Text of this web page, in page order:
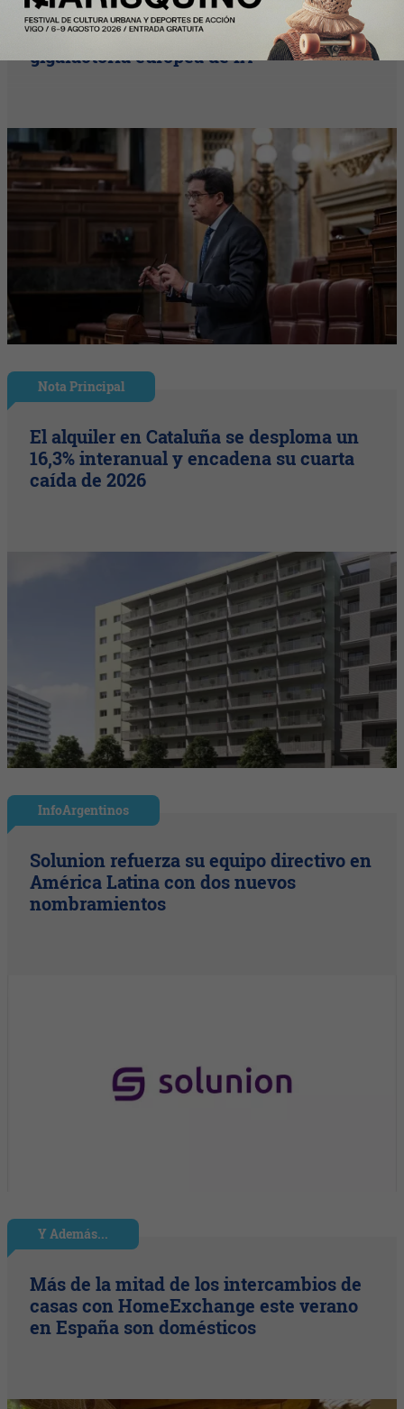
España formalizará en septiembre su
candidatura para acoger una
gigafactoría europea de IA
Nota Principal
El alquiler en Cataluña se desploma un
16,3% interanual y encadena su cuarta
caída de 2026
InfoArgentinos
Solunion refuerza su equipo directivo en
América Latina con dos nuevos
nombramientos
Y Además...
Más de la mitad de los intercambios de
casas con HomeExchange este verano
en España son domésticos